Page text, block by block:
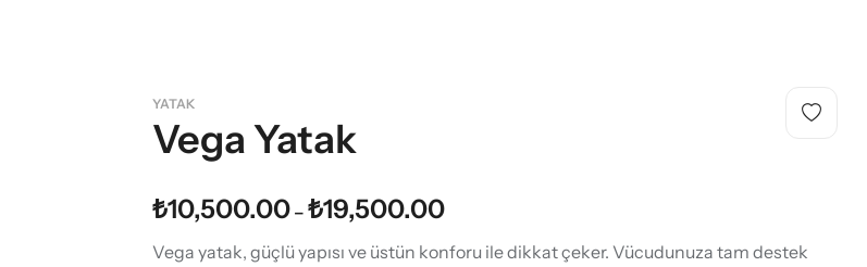
YATAK
Vega Yatak
₺10,500.00 – ₺19,500.00
Vega yatak, güçlü yapısı ve üstün konforu ile dikkat çeker. Vücudunuza tam destek